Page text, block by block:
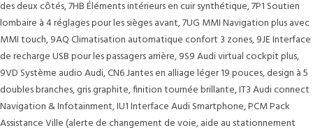
des deux côtés, 7HB Éléments intérieurs en cuir synthétique, 7P1 Soutien
lombaire à 4 réglages pour les sièges avant, 7UG MMI Navigation plus avec
MMI touch, 9AQ Climatisation automatique confort 3 zones, 9JE Interface
de recharge USB pour les passagers arrière, 9S9 Audi virtual cockpit plus,
9VD Système audio Audi, CN6 Jantes en alliage léger 19 pouces, design à 5
doubles branches, gris graphite, finition tournée brillante, IT3 Audi connect
Navigation & Infotainment, IU1 Interface Audi Smartphone, PCM Pack
Assistance Ville (alerte de changement de voie, aide au stationnement